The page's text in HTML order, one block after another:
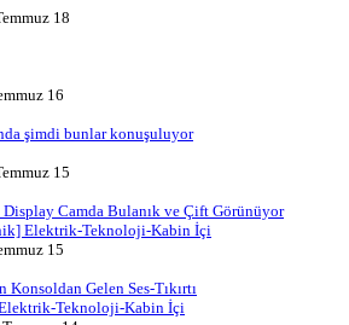
18
16
şimdi bunlar konuşuluyor
15
Camda Bulanık ve Çift Görünüyor
Elektrik-Teknoloji-Kabin İçi
15
Konsoldan Gelen Ses-Tıkırtı
Teknoloji-Kabin İçi